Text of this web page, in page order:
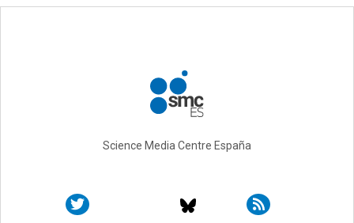
Science Media Centre España